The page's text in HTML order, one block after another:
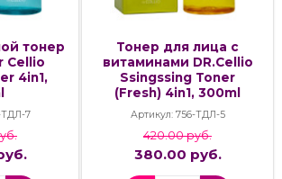
тонер
Cellio
4in1,
ТДЛ-7
Тонер для лица с
витаминами DR.Cellio
Ssingssing Toner
(Fresh) 4in1, 300ml
Артикул: 756-ТДЛ-5
420.00 руб.
380.00 руб.